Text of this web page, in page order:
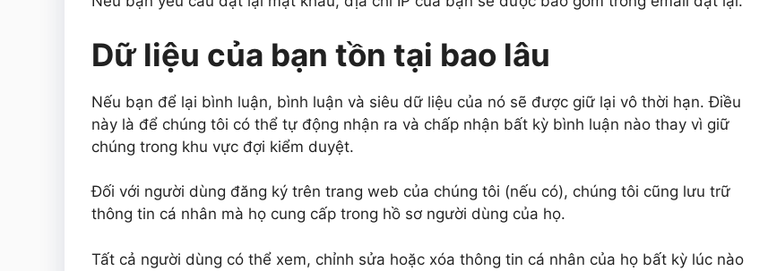
Dữ liệu của bạn tồn tại bao lâu
Nếu bạn để lại bình luận, bình luận và siêu dữ liệu của nó sẽ được giữ lại vô thời hạn. Điều
này là để chúng tôi có thể tự động nhận ra và chấp nhận bất kỳ bình luận nào thay vì giữ
chúng trong khu vực đợi kiểm duyệt.
Đối với người dùng đăng ký trên trang web của chúng tôi (nếu có), chúng tôi cũng lưu trữ
thông tin cá nhân mà họ cung cấp trong hồ sơ người dùng của họ.
Tất cả người dùng có thể xem, chỉnh sửa hoặc xóa thông tin cá nhân của họ bất kỳ lúc nào